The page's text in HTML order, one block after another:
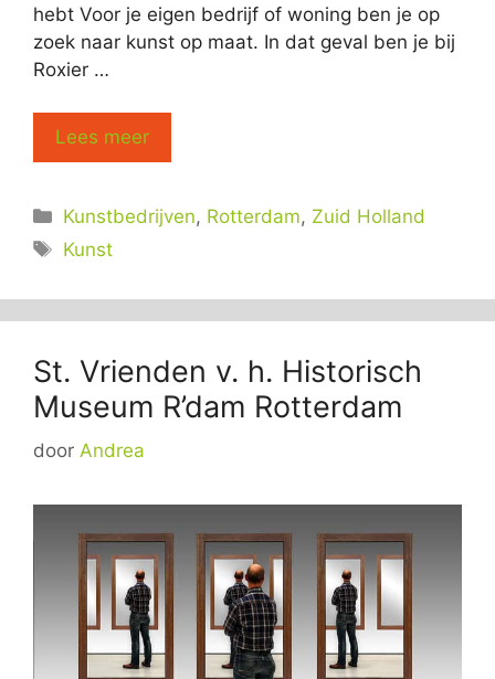
hebt Voor je eigen bedrijf of woning ben je op
zoek naar kunst op maat. In dat geval ben je bij
Roxier …
Lees meer
Categorieën
Kunstbedrijven, Rotterdam, Zuid Holland
Tags
Kunst
St. Vrienden v. h. Historisch
Museum R’dam Rotterdam
door Andrea